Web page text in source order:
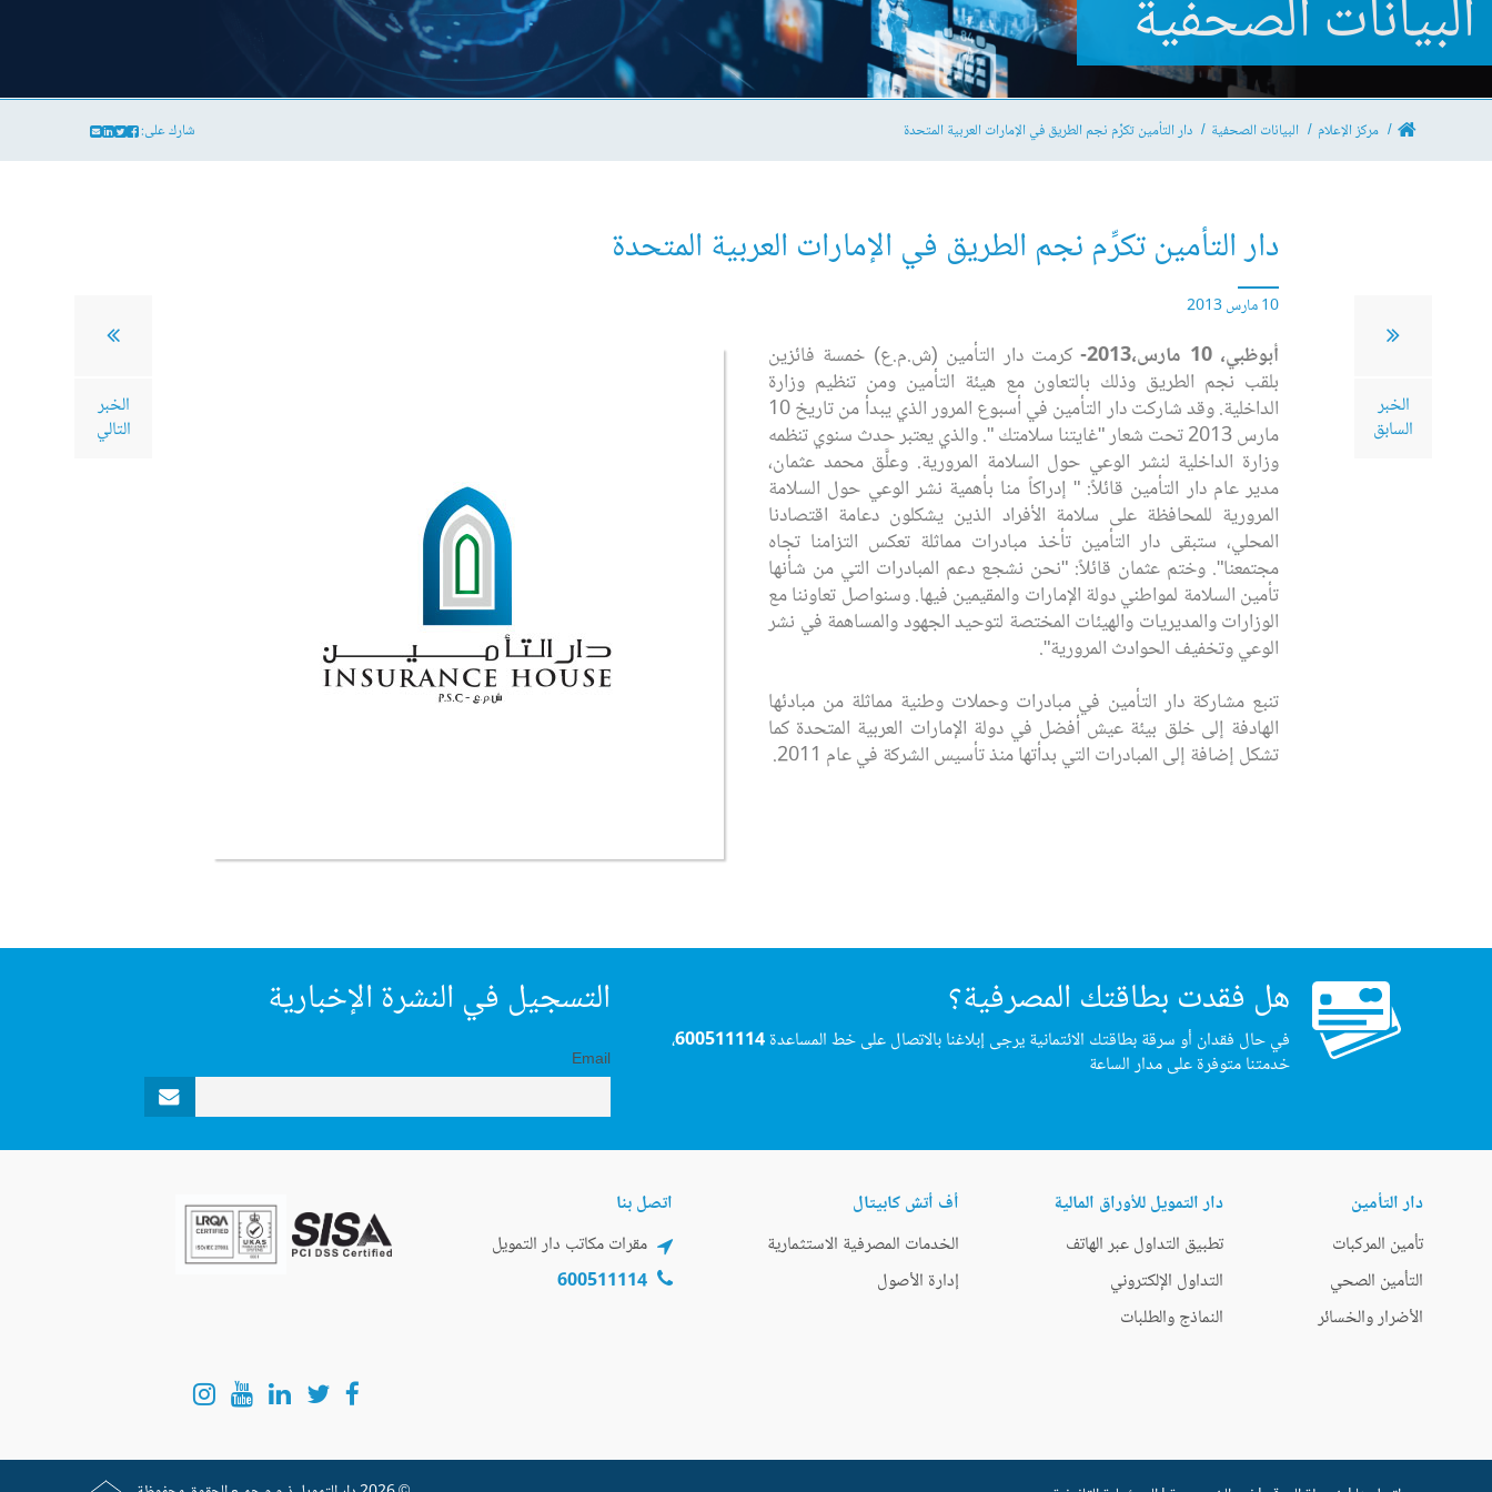
البيانات الصحفية
مركز الإعلام البيانات الصحفية دار التأمين تكرِّم نجم الطريق في الإمارات العربية المتحدة شارك على:
الخبر
السابق
الخبر
التالي
دار التأمين تكرِّم نجم الطريق في الإمارات العربية المتحدة
10 مارس 2013
أبوظبي، 10 مارس،2013-
كرمت دار التأمين (ش.م.ع) خمسة فائزين
بلقب نجم الطريق وذلك بالتعاون مع هيئة التأمين ومن تنظيم وزارة
الداخلية. وقد شاركت دار التأمين في أسبوع المرور الذي يبدأ من تاريخ 10
مارس 2013 تحت شعار "غايتنا سلامتك ". والذي يعتبر حدث سنوي تنظمه
وزارة الداخلية لنشر الوعي حول السلامة المرورية. وعلَّق محمد عثمان،
مدير عام دار التأمين قائلاً: " إدراكاً منا بأهمية نشر الوعي حول السلامة
المرورية للمحافظة على سلامة الأفراد الذين يشكلون دعامة اقتصادنا
المحلي، ستبقى دار التأمين تأخذ مبادرات مماثلة تعكس التزامنا تجاه
مجتمعنا". وختم عثمان قائلاً: "نحن نشجع دعم المبادرات التي من شأنها
تأمين السلامة لمواطني دولة الإمارات والمقيمين فيها. وسنواصل تعاوننا مع
الوزارات والمديريات والهيئات المختصة لتوحيد الجهود والمساهمة في نشر
الوعي وتخفيف الحوادث المرورية".
تنبع مشاركة دار التأمين في مبادرات وحملات وطنية مماثلة من مبادئها
الهادفة إلى خلق بيئة عيش أفضل في دولة الإمارات العربية المتحدة كما
تشكل إضافة إلى المبادرات التي بدأتها منذ تأسيس الشركة في عام 2011.
هل فقدت بطاقتك المصرفية؟
في حال فقدان أو سرقة بطاقتك الائتمانية يرجى إبلاغنا بالاتصال على خط المساعدة600511114،
خدمتنا متوفرة على مدار الساعة
التسجيل في النشرة الإخبارية
Email
دار التأمين
تأمين المركبات
التأمين الصحي
الأضرار والخسائر
دار التمويل للأوراق المالية
تطبيق التداول عبر الهاتف
التداول الإلكتروني
النماذج والطلبات
أف أتش كابيتال
الخدمات المصرفية الاستثمارية
إدارة الأصول
اتصل بنا
مقرات مكاتب دار التمويل
600511114